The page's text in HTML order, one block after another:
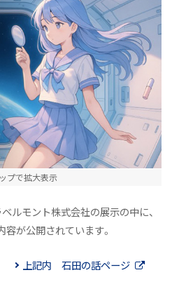
プで拡大表示
ルモント株式会社の展示の中に、
が公開されています。
上記内 石田の話ページ